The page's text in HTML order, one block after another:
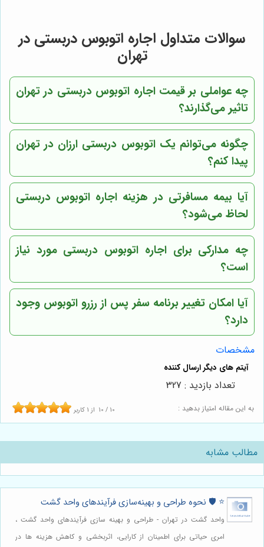
سوالات متداول اجاره اتوبوس دربستی در
تهران
چه عواملی بر قیمت اجاره اتوبوس دربستی در تهران
تاثیر می‌گذارند؟
چگونه می‌توانم یک اتوبوس دربستی ارزان در تهران
پیدا کنم؟
آیا بیمه مسافرتی در هزینه اجاره اتوبوس دربستی
لحاظ می‌شود؟
چه مدارکی برای اجاره اتوبوس دربستی مورد نیاز
است؟
آیا امکان تغییر برنامه سفر پس از رزرو اتوبوس وجود
دارد؟
مشخصات
به این مقاله امتیاز بدهید : 10 / 10 از 1 کاربر
تعداد بازدید : 327
مطالب مشابه
⭐️ 🛡️ نحوه طراحی و بهینه‌سازی فرآیندهای واحد گشت
واحد گشت در تهران - طراحی و بهینه سازی فرآیندهای واحد گشت ،
امری حیاتی برای اطمینان از کارایی، اثربخشی و کاهش هزینه ها در